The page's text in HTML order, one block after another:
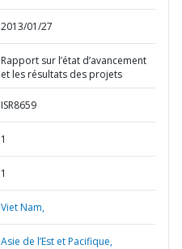
2013/01/27
Rapport sur l’état d’avancement
et les résultats des projets
ISR8659
1
1
Viet Nam,
Asie de l’Est et Pacifique,